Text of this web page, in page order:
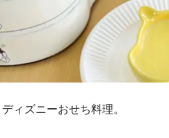
ィズニーおせち料理。